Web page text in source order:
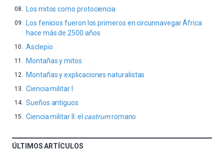
Los mitos como protociencia
Los fenicios fueron los primeros en circunnavegar África
hace más de 2500 años
Asclepio
Montañas y mitos
Montañas y explicaciones naturalistas
Ciencia militar I
Sueños antiguos
Ciencia militar II: el castrumromano
ÚLTIMOS ARTÍCULOS